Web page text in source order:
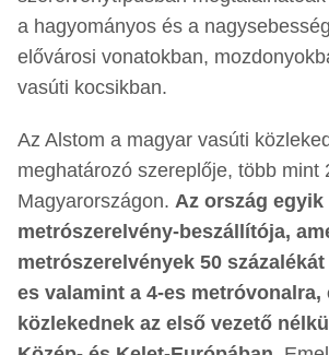
a hagyományos és a
elővárosi vonatokban,
vasúti kocsikban.
Az Alstom a magyar vasúti
meghatározó szereplője, több mint
Magyarországon. Az ország
metrószerelvény-beszállítója,
metrószerelvények 50
es valamint a 4-es metróvonalra,
közlekednek az első vezető